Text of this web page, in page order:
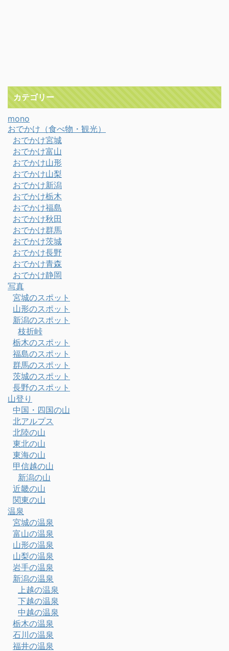
カテゴリー
mono
おでかけ（食べ物・観光）
おでかけ宮城
おでかけ富山
おでかけ山形
おでかけ山梨
おでかけ新潟
おでかけ栃木
おでかけ福島
おでかけ秋田
おでかけ群馬
おでかけ茨城
おでかけ長野
おでかけ青森
おでかけ静岡
写真
宮城のスポット
山形のスポット
新潟のスポット
枝折峠
栃木のスポット
福島のスポット
群馬のスポット
茨城のスポット
長野のスポット
山登り
中国・四国の山
北アルプス
北陸の山
東北の山
東海の山
甲信越の山
新潟の山
近畿の山
関東の山
温泉
宮城の温泉
富山の温泉
山形の温泉
山梨の温泉
岩手の温泉
新潟の温泉
上越の温泉
下越の温泉
中越の温泉
栃木の温泉
石川の温泉
福井の温泉